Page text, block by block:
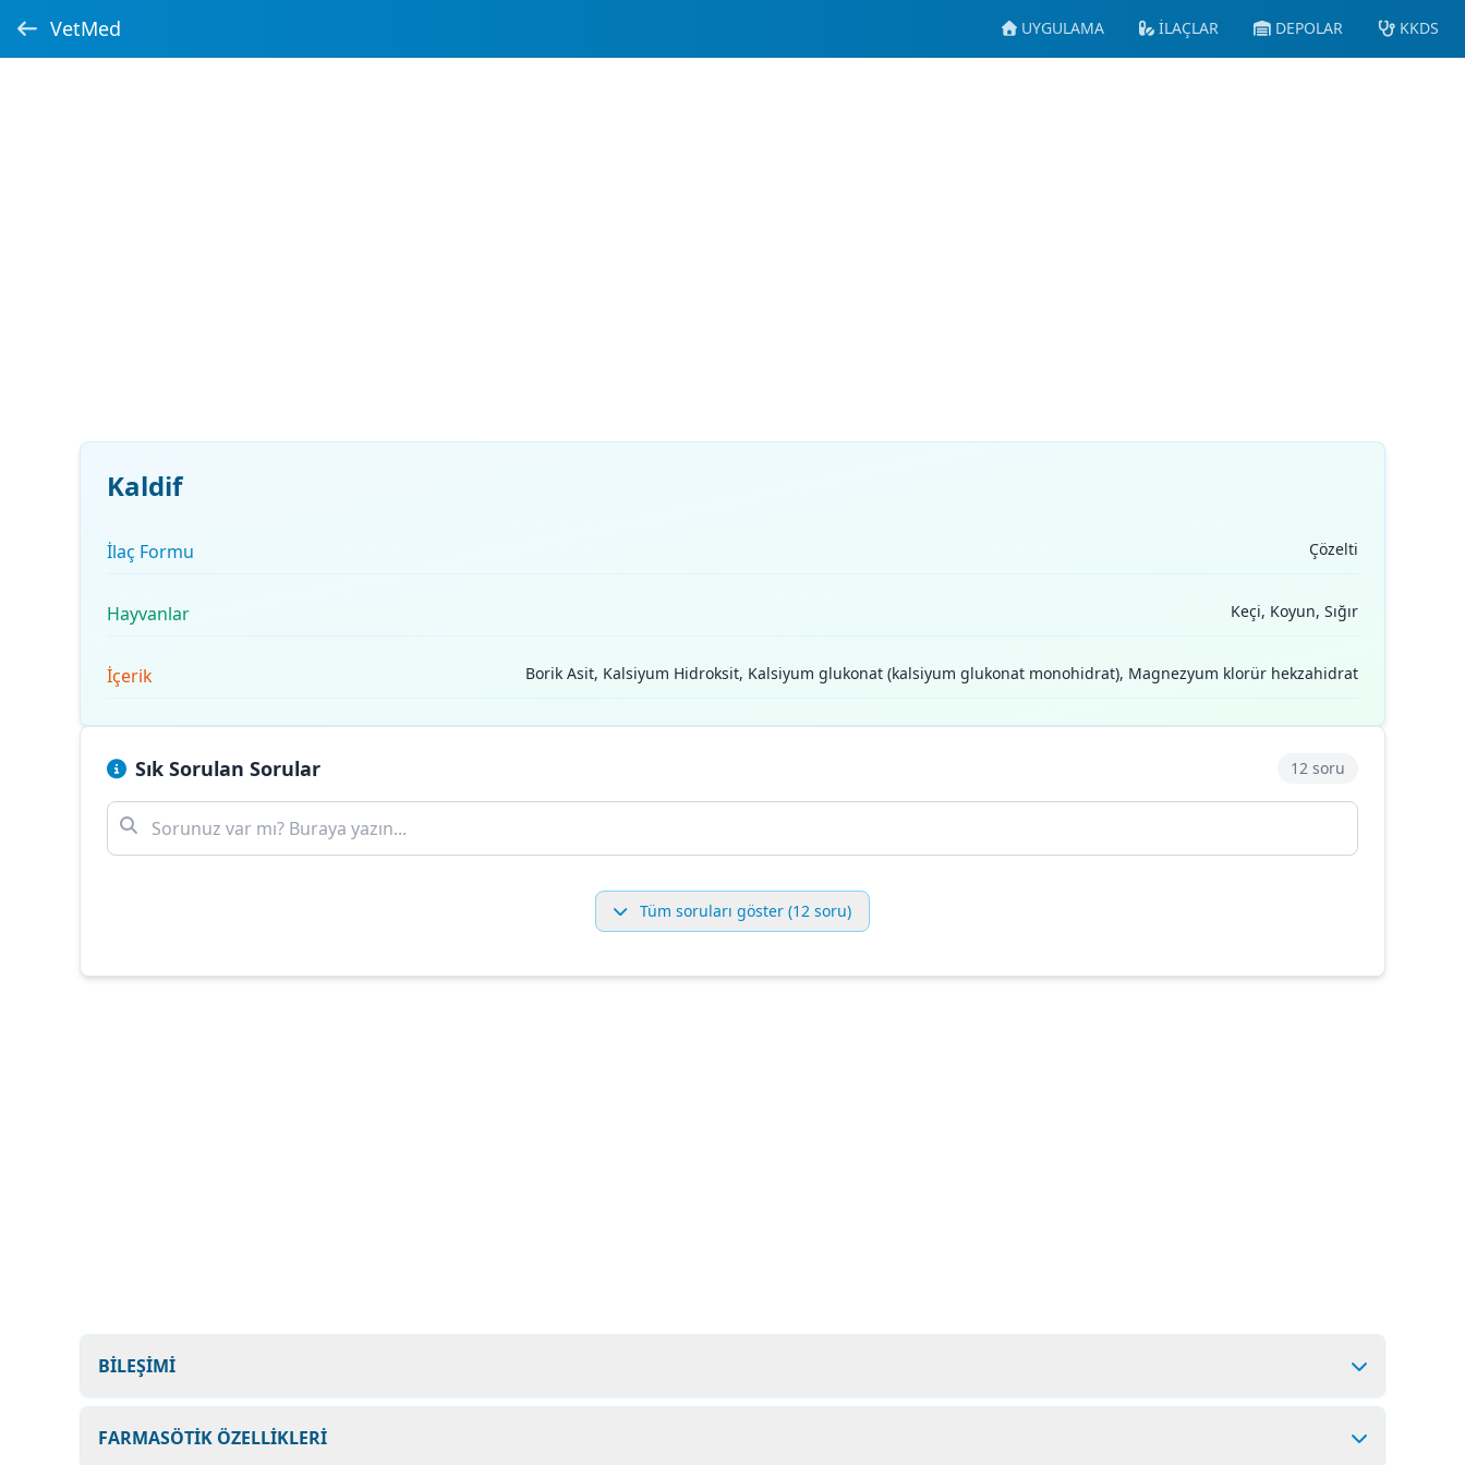
VetMed UYGULAMA İLAÇLAR DEPOLAR KKDS
Kaldif
İlaç Formu Çözelti
Hayvanlar Keçi, Koyun, Sığır
İçerik Borik Asit, Kalsiyum Hidroksit, Kalsiyum glukonat (kalsiyum glukonat monohidrat), Magnezyum klorür hekzahidrat
Sık Sorulan Sorular 12 soru
Tüm soruları göster (12 soru)
BİLEŞİMİ
FARMASÖTİK ÖZELLİKLERİ